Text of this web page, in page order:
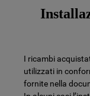
I ricambi
utilizzati in
fornite nella